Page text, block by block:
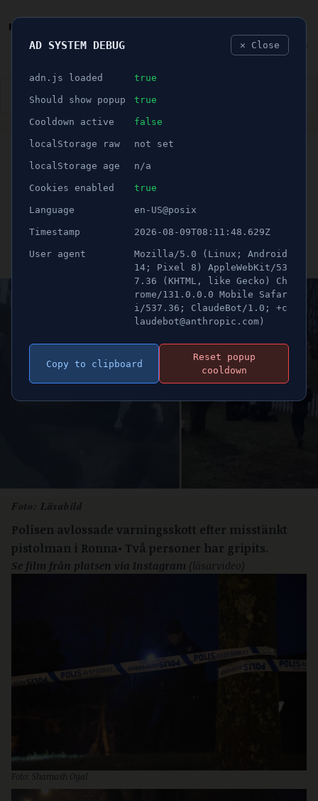
👮🏻‍♂️ BLÅLJUS ÅSIKTER SPORT
ANNONS
TV/BILDEXTRA: Här
grips misstänkta
pistolmannen
Publicerad 27 april 2024 01:06
Foto: Läsabild
Polisen avlossade varningsskott efter misstänkt
pistolman i Ronna• Två personer har gripits.
Se film från platsen via Instagram (läsarvideo)
Foto: Shamash Oyal
AD SYSTEM DEBUG ✕ Close
adn.js loaded true
Should show popup true
Cooldown active false
localStorage raw not set
localStorage age n/a
Cookies enabled true
Language en-US@posix
Timestamp 2026-08-09T08:11:48.629Z
User agent
Mozilla/5.0 (Linux; Android
14; Pixel 8) AppleWebKit/53
7.36 (KHTML, like Gecko) Ch
rome/131.0.0.0 Mobile Safar
i/537.36; ClaudeBot/1.0; +c
laudebot@anthropic.com)
Copy to clipboard
Reset popup
cooldown